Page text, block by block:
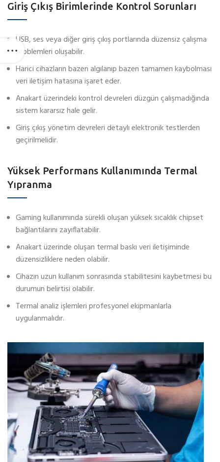
Giriş Çıkış Birimlerinde Kontrol Sorunları
USB, ses veya diğer giriş çıkış portlarında düzensiz çalışma
problemleri oluşabilir.
Harici cihazların bazen algılanıp bazen tamamen kaybolması
veri iletişim hatasına işaret eder.
Anakart üzerindeki kontrol devreleri düzgün çalışmadığında
sistem kararsız hale gelir.
Giriş çıkış yönetim devreleri detaylı elektronik testlerden
geçirilmelidir.
Yüksek Performans Kullanımında Termal
Yıpranma
Gaming kullanımında sürekli oluşan yüksek sıcaklık chipset
bağlantılarını zayıflatabilir.
Anakart üzerinde oluşan termal baskı veri iletişiminde
düzensizliklere neden olabilir.
Cihazın uzun kullanım sonrasında stabilitesini kaybetmesi bu
durumun belirtisi olabilir.
Termal analiz işlemleri profesyonel ekipmanlarla
uygulanmalıdır.